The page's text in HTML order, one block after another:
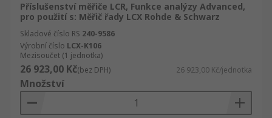
Příslušenství měřiče LCR, Funkce analýzy Advanced,
pro použití s: Měřič řady LCX Rohde & Schwarz
Skladové číslo RS 240-9586
Výrobní číslo LCX-K106
Mezisoučet (1 jednotka)
26 923,00 Kč(bez DPH) 26 923,00 Kč/jednotka
Množství